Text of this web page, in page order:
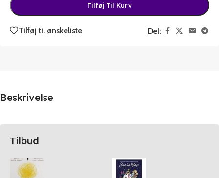
Tilføj Til Kurv
Tilføj til ønskeliste Del:
Beskrivelse
Tilbud